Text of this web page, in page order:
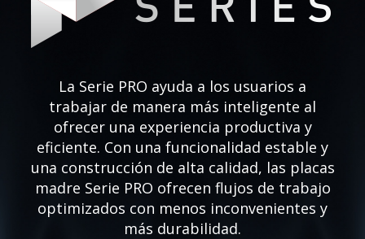
La Serie PRO ayuda a los usuarios a
trabajar de manera más inteligente al
ofrecer una experiencia productiva y
eficiente. Con una funcionalidad estable y
una construcción de alta calidad, las placas
madre Serie PRO ofrecen flujos de trabajo
optimizados con menos inconvenientes y
más durabilidad.